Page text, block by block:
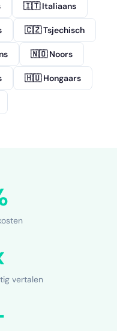
🇮🇹 Italiaans
🇨🇿 Tsjechisch
🇳🇴 Noors
🇭🇺 Hongaars
vertalen